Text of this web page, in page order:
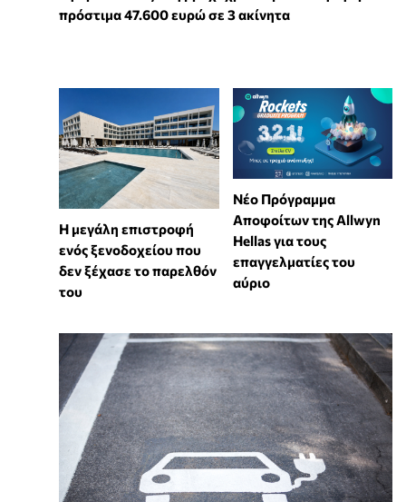
πρόστιμα 47.600 ευρώ σε 3 ακίνητα
Η μεγάλη επιστροφή
ενός ξενοδοχείου που
δεν ξέχασε το παρελθόν
του
Νέο Πρόγραμμα
Αποφοίτων της Allwyn
Hellas για τους
επαγγελματίες του
αύριο